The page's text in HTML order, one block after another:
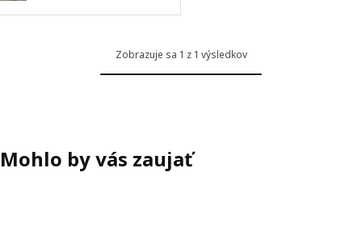
VRETSTORP, Poťah na rozkladaciu 3-pohovku, Kilanda
Zobrazuje sa 1 z 1 výsledkov
Mohlo by vás zaujať